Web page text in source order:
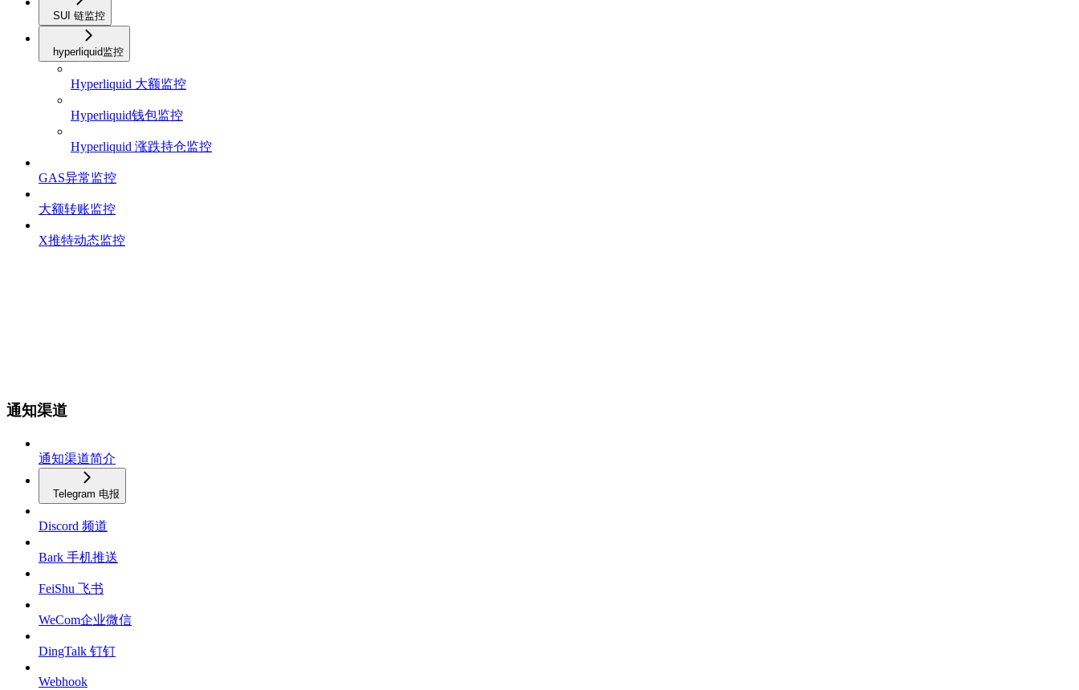
SUI 链监控
hyperliquid监控
Hyperliquid 大额监控
Hyperliquid钱包监控
Hyperliquid 涨跌持仓监控
GAS异常监控
大额转账监控
X推特动态监控
通知渠道
通知渠道简介
Telegram 电报
Discord 频道
Bark 手机推送
FeiShu 飞书
WeCom企业微信
DingTalk 钉钉
Webhook